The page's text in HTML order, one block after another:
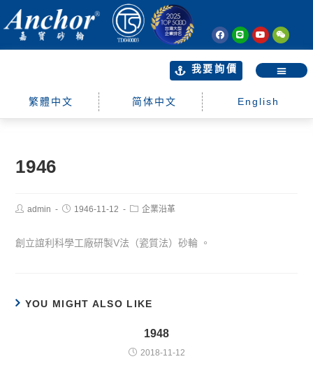
我要詢價
繁體中文 简体中文 English
1946
admin 1946-11-12 企業沿革
創立誼利科學工廠研製V法（瓷質法）砂輪 。
YOU MIGHT ALSO LIKE
1948
2018-11-12